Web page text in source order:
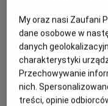
zimowego stróża w
Overlook, dokąd
synem (Danny Lloyd).
- a może jest
mrożący krew w
niesamowitą
My oraz nasi Zaufani
dane osobowe w
danych
charakterystyki
Przechowywanie
nich.
treści, opinie